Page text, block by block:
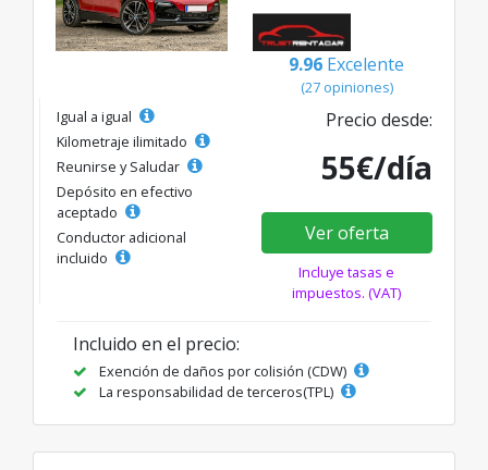
9.96 Excelente
(27 opiniones)
Igual a igual
Kilometraje ilimitado
Reunirse y Saludar
Depósito en efectivo
aceptado
Conductor adicional
incluido
Precio desde:
55€/día
Ver oferta
Incluye tasas e
impuestos. (VAT)
Incluido en el precio:
Exención de daños por colisión (CDW)
La responsabilidad de terceros(TPL)